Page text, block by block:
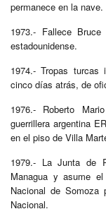
permanece en la nave.
1973.- Fallece
estadounidense.
1974.- Tropas
cinco días atrás, de
1976.- Roberto
guerrillera argentina
en el piso de Villa
1979.- La Junta de
Managua y asume
Nacional de Somoza
Nacional.